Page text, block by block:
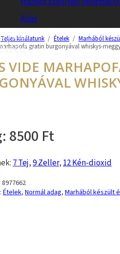
Állás
Teljes kínálatunk / Ételek / Marhából
gratin burgonyával whiskys-
VIDE
8500
7 Tej,9 Zeller,12 Kén-dioxid
8977662
Ételek, Normál adag, Marhából készült